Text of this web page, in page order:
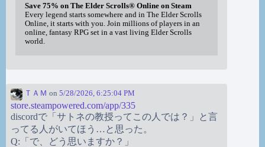
Save 75% on The Elder Scrolls® Online on Steam
Every legend starts somewhere and in The Elder Scrolls
Online, it starts with you. Join millions of players in an
online, fantasy RPG set in a vast living Elder Scrolls
world.
ＴＡＭ on 5/28/2026, 6:25:04 PM
store.steampowered.com/app/335
discordで「サトネの教授ってこの人では？」と言
ってる人がいてほう…と思った。
Q:「で、どう思いますか？」